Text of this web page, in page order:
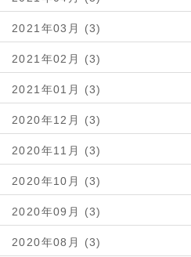
2021年03月 (3)
2021年02月 (3)
2021年01月 (3)
2020年12月 (3)
2020年11月 (3)
2020年10月 (3)
2020年09月 (3)
2020年08月 (3)